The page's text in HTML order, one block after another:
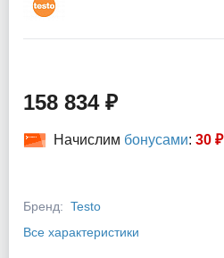
158 834 ₽
Начислим бонусами: 30 ₽
Бренд: Testo
Все характеристики